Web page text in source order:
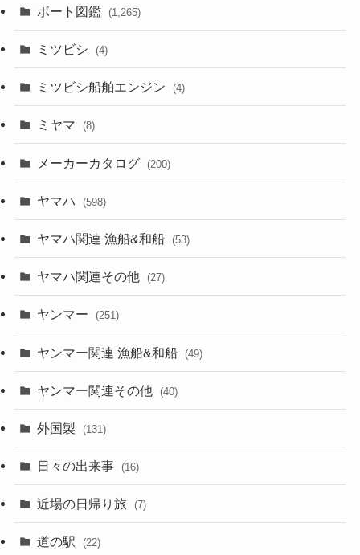
ボート図鑑 (1,265)
ミツビシ (4)
ミツビシ船舶エンジン (4)
ミヤマ (8)
メーカーカタログ (200)
ヤマハ (598)
ヤマハ関連 漁船&和船 (53)
ヤマハ関連その他 (27)
ヤンマー (251)
ヤンマー関連 漁船&和船 (49)
ヤンマー関連その他 (40)
外国製 (131)
日々の出来事 (16)
近場の日帰り旅 (7)
道の駅 (22)